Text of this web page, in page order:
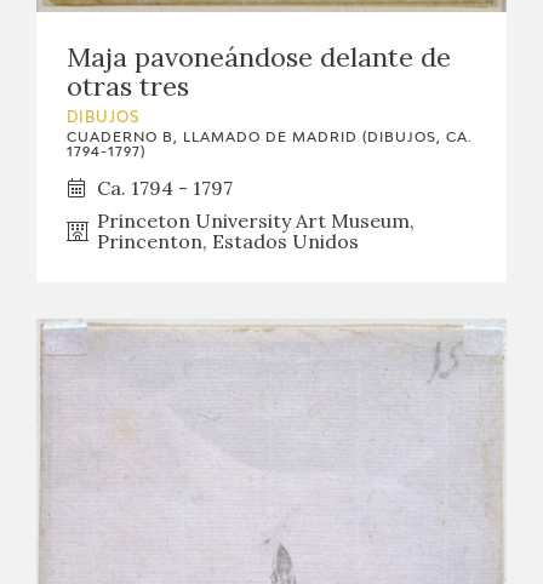
Maja pavoneándose delante de
otras tres
DIBUJOS
CUADERNO B, LLAMADO DE MADRID (DIBUJOS, CA.
1794-1797)
Ca. 1794 - 1797
Princeton University Art Museum,
Princenton, Estados Unidos